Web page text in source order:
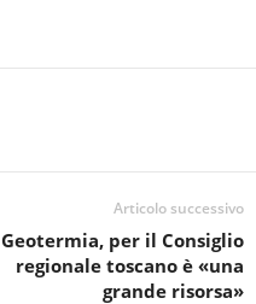
Articolo successivo
Geotermia, per il Consiglio
regionale toscano è «una
grande risorsa»